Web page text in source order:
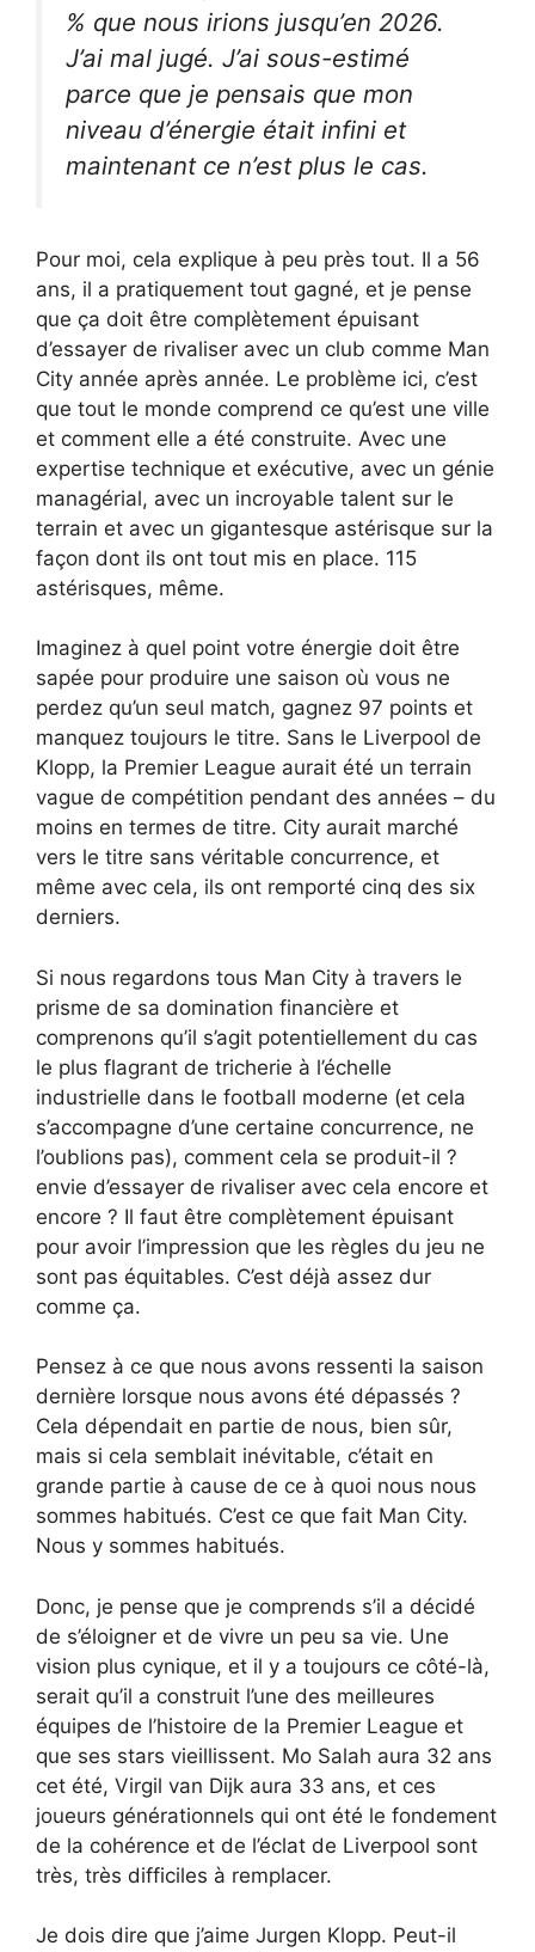
% que nous irions jusqu’en 2026.
J’ai mal jugé. J’ai sous-estimé
parce que je pensais que mon
niveau d’énergie était infini et
maintenant ce n’est plus le cas.
Pour moi, cela explique à peu près tout. Il a 56
ans, il a pratiquement tout gagné, et je pense
que ça doit être complètement épuisant
d’essayer de rivaliser avec un club comme Man
City année après année. Le problème ici, c’est
que tout le monde comprend ce qu’est une ville
et comment elle a été construite. Avec une
expertise technique et exécutive, avec un génie
managérial, avec un incroyable talent sur le
terrain et avec un gigantesque astérisque sur la
façon dont ils ont tout mis en place. 115
astérisques, même.
Imaginez à quel point votre énergie doit être
sapée pour produire une saison où vous ne
perdez qu’un seul match, gagnez 97 points et
manquez toujours le titre. Sans le Liverpool de
Klopp, la Premier League aurait été un terrain
vague de compétition pendant des années – du
moins en termes de titre. City aurait marché
vers le titre sans véritable concurrence, et
même avec cela, ils ont remporté cinq des six
derniers.
Si nous regardons tous Man City à travers le
prisme de sa domination financière et
comprenons qu’il s’agit potentiellement du cas
le plus flagrant de tricherie à l’échelle
industrielle dans le football moderne (et cela
s’accompagne d’une certaine concurrence, ne
l’oublions pas), comment cela se produit-il ?
envie d’essayer de rivaliser avec cela encore et
encore ? Il faut être complètement épuisant
pour avoir l’impression que les règles du jeu ne
sont pas équitables. C’est déjà assez dur
comme ça.
Pensez à ce que nous avons ressenti la saison
dernière lorsque nous avons été dépassés ?
Cela dépendait en partie de nous, bien sûr,
mais si cela semblait inévitable, c’était en
grande partie à cause de ce à quoi nous nous
sommes habitués. C’est ce que fait Man City.
Nous y sommes habitués.
Donc, je pense que je comprends s’il a décidé
de s’éloigner et de vivre un peu sa vie. Une
vision plus cynique, et il y a toujours ce côté-là,
serait qu’il a construit l’une des meilleures
équipes de l’histoire de la Premier League et
que ses stars vieillissent. Mo Salah aura 32 ans
cet été, Virgil van Dijk aura 33 ans, et ces
joueurs générationnels qui ont été le fondement
de la cohérence et de l’éclat de Liverpool sont
très, très difficiles à remplacer.
Je dois dire que j’aime Jurgen Klopp. Peut-il